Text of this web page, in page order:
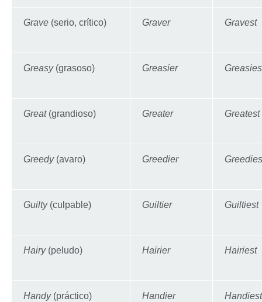
Grave (serio, crítico) Graver Gravest
Greasy (grasoso) Greasier
Great (grandioso) Greater Greatest
Greedy (avaro) Greedier
Guilty (culpable) Guiltier Guiltiest
Hairy(peludo) Hairier Hairiest
Handy (práctico) Handier Handiest